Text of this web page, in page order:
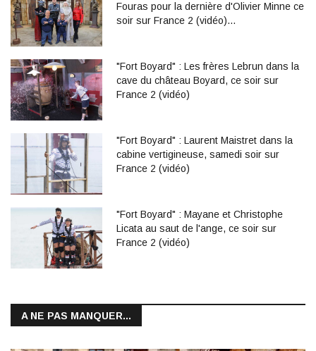
Fouras pour la dernière d'Olivier Minne ce
soir sur France 2 (vidéo)…
"Fort Boyard" : Les frères Lebrun dans la
cave du château Boyard, ce soir sur
France 2 (vidéo)
"Fort Boyard" : Laurent Maistret dans la
cabine vertigineuse, samedi soir sur
France 2 (vidéo)
"Fort Boyard" : Mayane et Christophe
Licata au saut de l'ange, ce soir sur
France 2 (vidéo)
A NE PAS MANQUER...